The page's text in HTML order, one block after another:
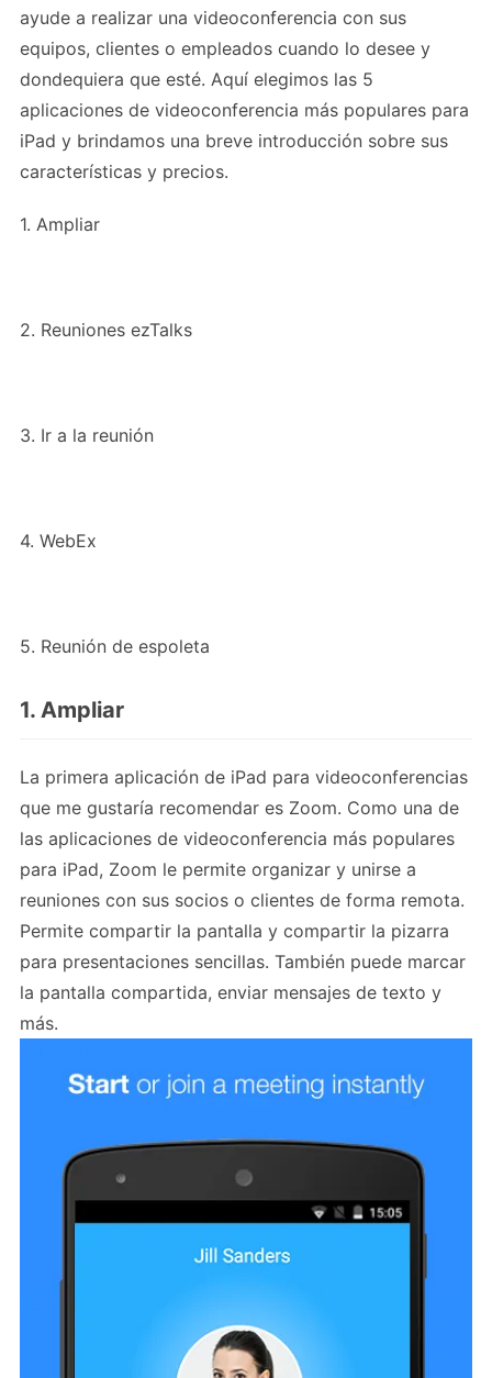
ayude a realizar una videoconferencia con sus
equipos, clientes o empleados cuando lo desee y
dondequiera que esté. Aquí elegimos las 5
aplicaciones de videoconferencia más populares para
iPad y brindamos una breve introducción sobre sus
características y precios.
1. Ampliar
2. Reuniones ezTalks
3. Ir a la reunión
4. WebEx
5. Reunión de espoleta
1. Ampliar
La primera aplicación de iPad para videoconferencias
que me gustaría recomendar es Zoom. Como una de
las aplicaciones de videoconferencia más populares
para iPad, Zoom le permite organizar y unirse a
reuniones con sus socios o clientes de forma remota.
Permite compartir la pantalla y compartir la pizarra
para presentaciones sencillas. También puede marcar
la pantalla compartida, enviar mensajes de texto y
más.